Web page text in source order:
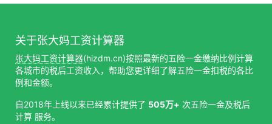
关于张大妈工资计算器
张大妈工资计算器(hizdm.cn)按照最新的五险一金缴纳比例计算
各城市的税后工资收入，帮助您更详细了解五险一金扣税的各比
例和金额。
自2018年上线以来已经累计提供了 505万+ 次五险一金及税后
计算 服务。